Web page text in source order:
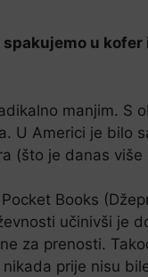
u
manjim. S
U Americi je bilo
(što je danas
Books
učinivši je
za prenosti.
prije nisu